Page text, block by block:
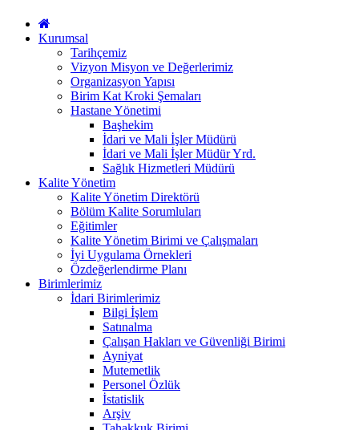
Kurumsal
Tarihçemiz
Vizyon Misyon ve Değerlerimiz
Organizasyon Yapısı
Birim Kat Kroki Şemaları
Hastane Yönetimi
Başhekim
İdari ve Mali İşler Müdürü
İdari ve Mali İşler Müdür Yrd.
Sağlık Hizmetleri Müdürü
Kalite Yönetim
Kalite Yönetim Direktörü
Bölüm Kalite Sorumluları
Eğitimler
Kalite Yönetim Birimi ve Çalışmaları
İyi Uygulama Örnekleri
Özdeğerlendirme Planı
Birimlerimiz
İdari Birimlerimiz
Bilgi İşlem
Satınalma
Çalışan Hakları ve Güvenliği Birimi
Ayniyat
Mutemetlik
Personel Özlük
İstatislik
Arşiv